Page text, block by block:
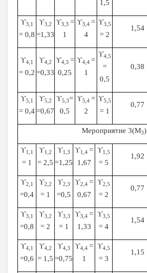
1,5
ϒ3,1
= 0,8
ϒ3,2
=1,33
ϒ3,3 =
1
ϒ3,4 =
4
ϒ3,5
= 2
1,54
ϒ4,1
= 0,2
ϒ4,2
=0,33
ϒ4,3 =
0,25
ϒ4,4 =
1
ϒ4,5
=
0,5
0,38
ϒ5,1
= 0,4
ϒ5,2
=0,67
ϒ5,3=
0,5
ϒ5,4 =
2
ϒ5,5
= 1
0,77
Мероприятие 3(М3)
ϒ1,1
= 1
ϒ1,2
= 2,5
ϒ1,3
=1,25
ϒ1,4 =
1,67
ϒ1,5
= 5
1,92
ϒ2,1
=0,4
ϒ2,2
= 1
ϒ2,3
=0,5
ϒ2,4 =
0,67
ϒ2,5
= 2
0,77
ϒ3,1
=0,8
ϒ3,2
= 2
ϒ3,3
= 1
ϒ3,4 =
1,33
ϒ3,5
= 4
1,54
ϒ4,1
=0,6
ϒ4,2
= 1,5
ϒ4,3
=0,75
ϒ4,4 =
1
ϒ4,5
= 3
1,15